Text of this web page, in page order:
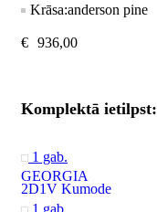
Krāsa:anderson pine
€ 936,00
Komplektā ietilpst:
1 gab.
GEORGIA
2D1V Kumode
1 gab.